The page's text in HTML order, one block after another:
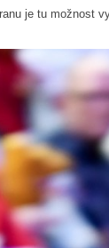
je tu možnost